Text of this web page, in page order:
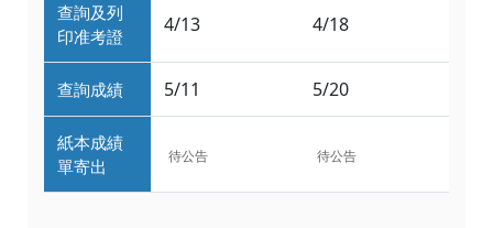
查詢及列
印准考證
4/13 4/18
查詢成績 5/11 5/20
紙本成績
單寄出
待公告 待公告